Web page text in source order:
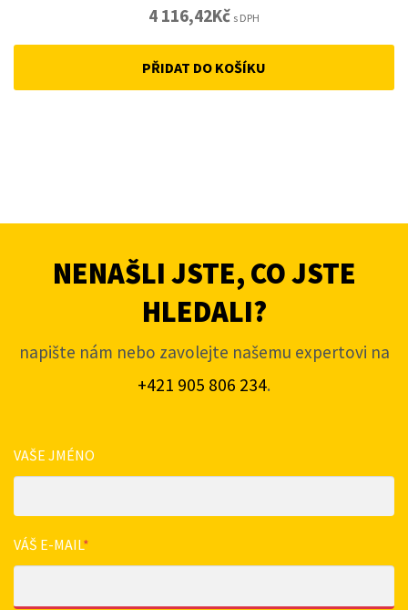
4 116,42Kč s DPH
PŘIDAT DO KOŠÍKU
NENAŠLI JSTE, CO JSTE
HLEDALI?
napište nám nebo zavolejte našemu expertovi na
+421 905 806 234.
VAŠE JMÉNO
VÁŠ E-MAIL*